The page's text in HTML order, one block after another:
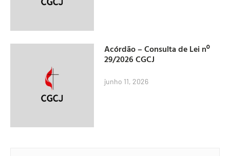
Acórdão – Consulta de Lei nº
29/2026 CGCJ
junho 11, 2026